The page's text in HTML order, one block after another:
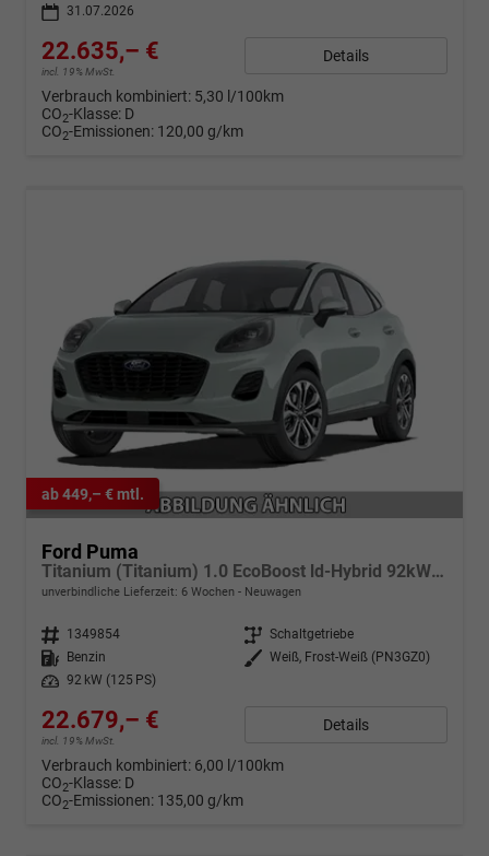
31.07.2026
22.635,– €
incl. 19% MwSt.
Details
Verbrauch kombiniert: 5,30 l/100km
CO2-Klasse: D
CO2-Emissionen: 120,00 g/km
ab 449,– € mtl.
Ford Puma
Titanium (Titanium) 1.0 EcoBoost ld-Hybrid 92kW (125 PS) 7-Gang-DSG
unverbindliche Lieferzeit: 6 Wochen Neuwagen
Fahrzeugnr. 1349854 Getriebe Schaltgetriebe
Kraftstoff
Benzin Außenfarbe Weiß, Frost-Weiß (PN3GZ0)
Leistung
92 kW (125 PS)
22.679,– €
incl. 19% MwSt.
Details
Verbrauch kombiniert: 6,00 l/100km
CO2-Klasse: D
CO2-Emissionen: 135,00 g/km